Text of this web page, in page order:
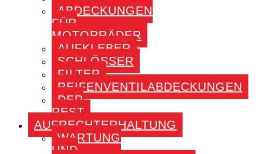
ABDECKUNGEN
FÜR
MOTORRÄDER
AUFKLEBER
SCHLÖSSER
FILTER
REIFENVENTILABDECKUNGEN
DER
REST
AUFRECHTERHALTUNG
WARTUNG
UND